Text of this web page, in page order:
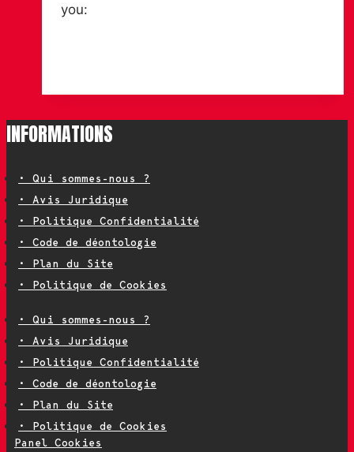
you:
INFORMATIONS
• Qui sommes-nous ?
• Avis Juridique
• Politique Confidentialité
• Code de déontologie
• Plan du Site
• Politique de Cookies
• Qui sommes-nous ?
• Avis Juridique
• Politique Confidentialité
• Code de déontologie
• Plan du Site
• Politique de Cookies
Panel Cookies